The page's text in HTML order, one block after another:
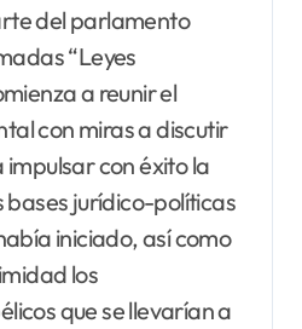
del parlamento
“Leyes
a reunir el
con miras a discutir
con éxito la
bases jurídico-políticas
iniciado, así como
los
que se llevarían a